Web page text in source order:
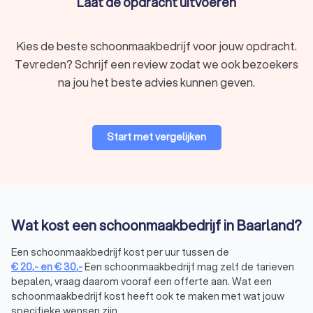
Intensieve reiniging en ontsmetting van sanitair
Afnemen van houtwerk zoals plinten, kozijnen en deuren
Intensieve aanpak van aanslag of/en schimmel
hele woning of pand, of een specifieke ruimte, grondig onder
handen. Spreek van tevoren af welke werkzaamheden het
Zoek je een glazenwasser in Baarland om je ramen weer te
laten glanzen? Een professionele glazenwasser zorgt ervoor
dat je ramen streeploos schoon worden, zowel aan de
binnen- als de buitenkant. Of het nu gaat om een eenmalige
schoonmaak of periodiek onderhoud, een ervaren
glazenwasser zorgt dat je altijd kunt genieten van een helder
Kies de beste schoonmaakbedrijf voor jouw opdracht.
Tevreden? Schrijf een review zodat we ook bezoekers
na jou het beste advies kunnen geven.
Start met vergelijken
Wat kost een schoonmaakbedrijf in Baarland?
Een schoonmaakbedrijf kost per uur tussen de
€20,- en€30,-Een schoonmaakbedrijf mag zelf de tarieven
bepalen, vraag daarom vooraf een offerte aan. Wat een
schoonmaakbedrijf kost heeft ook te maken met wat jouw